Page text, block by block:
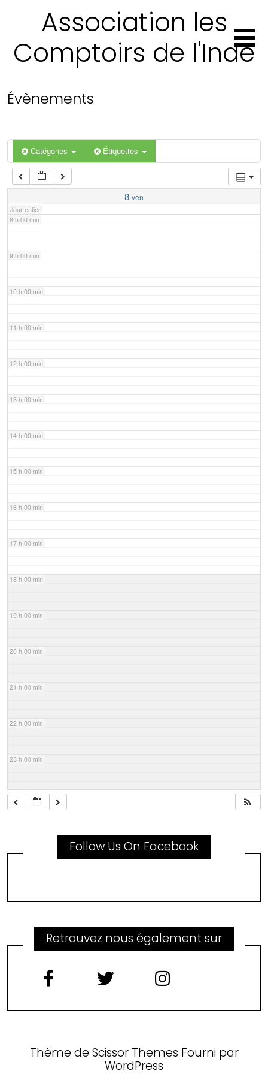
Association les
Comptoirs de l'Inde
Évènements
Catégories Étiquettes
8 ven
Jour entier
4 h 00 min
6 h 00 min
7 h 00 min
8 h 00 min
9 h 00 min
10 h 00 min
11 h 00 min
12 h 00 min
13 h 00 min
14 h 00 min
15 h 00 min
16 h 00 min
17 h 00 min
18 h 00 min
19 h 00 min
20 h 00 min
21 h 00 min
22 h 00 min
23 h 00 min
Follow Us On Facebook
Retrouvez nous également sur
Thème de Scissor Themes Fourni par
WordPress